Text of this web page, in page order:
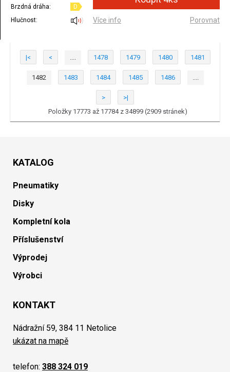
Brzdná dráha:
D
Hlučnost:
Více info Porovnat
|< < .... 1478 1479 1480 1481
1482 1483 1484 1485 1486 ....
>
>|
Položky 17773 až 17784 z 34899 (2909 stránek)
KATALOG
Pneumatiky
Disky
Kompletní kola
Příslušenství
Výprodej
Výrobci
KONTAKT
Nádražní 59, 384 11 Netolice
ukázat na mapě
telefon: 388 324 019